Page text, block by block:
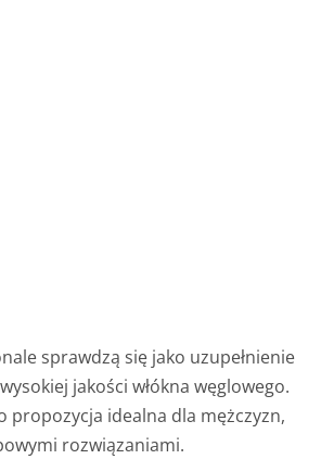
sprawdzą się jako uzupełnienie
jakości włókna węglowego.
propozycja idealna dla mężczyzn,
rozwiązaniami.